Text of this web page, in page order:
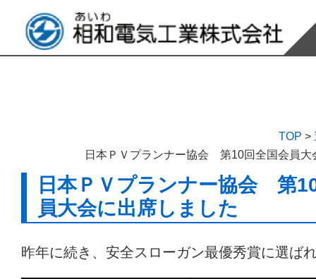
TOP >
日本ＰＶプランナー協会 第10回全国会員大
日本ＰＶプランナー協会 第
員大会に出席しました
昨年に続き、安全スローガン最優秀賞に選ば